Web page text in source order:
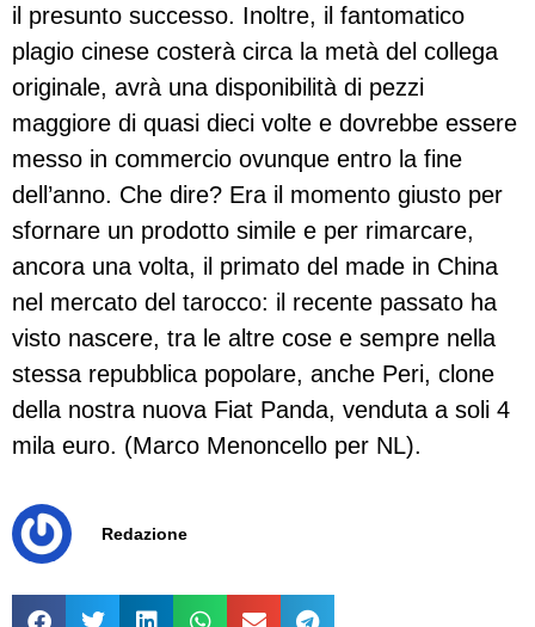
il presunto successo. Inoltre, il fantomatico
plagio cinese costerà circa la metà del collega
originale, avrà una disponibilità di pezzi
maggiore di quasi dieci volte e dovrebbe essere
messo in commercio ovunque entro la fine
dell’anno. Che dire? Era il momento giusto per
sfornare un prodotto simile e per rimarcare,
ancora una volta, il primato del made in China
nel mercato del tarocco: il recente passato ha
visto nascere, tra le altre cose e sempre nella
stessa repubblica popolare, anche Peri, clone
della nostra nuova Fiat Panda, venduta a soli 4
mila euro. (Marco Menoncello per NL).
Redazione